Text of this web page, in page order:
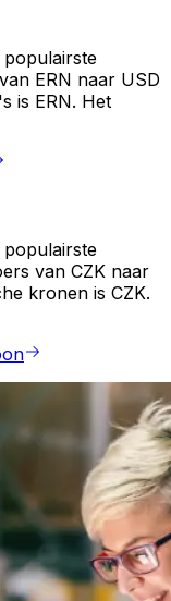
populairste
ERN naar USD
is ERN. Het
populairste
van CZK naar
kronen is CZK.